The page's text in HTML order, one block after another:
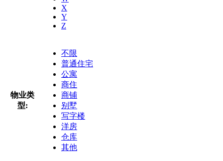
X
Y
Z
物业类
型:
不限
普通住宅
公寓
商住
商铺
别墅
写字楼
洋房
仓库
其他